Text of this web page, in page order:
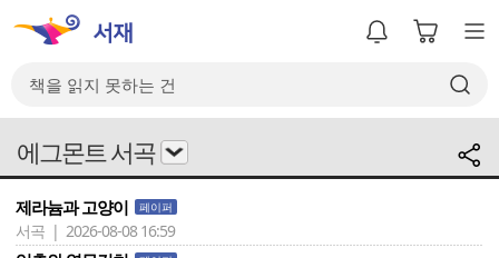
에그몬트 서곡
제라늄과 고양이 페이퍼
서곡 | 2026-08-08 16:59